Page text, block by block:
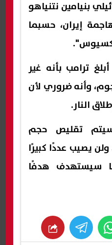
بنيامين نتنياهو
إيران، حسبما
ترامب بأنه غير
وأنه ضروري لأن
النار.
تقليص حجم
يصيب عددًا كبيرًا
سيستهدف هدفًا
whats